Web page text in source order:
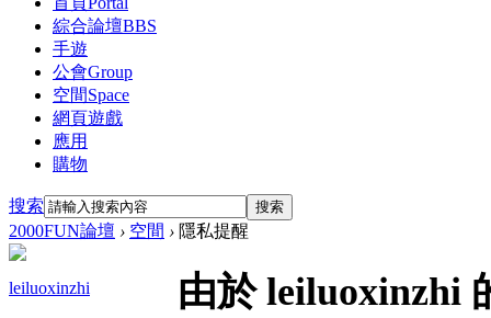
綜合論壇BBS
手遊
公會Group
空間Space
網頁遊戲
應用
購物
搜索 搜索
2000FUN論壇 › 空間 › 隱私提醒
leiluoxinzhi 由於 leiluoxinzhi